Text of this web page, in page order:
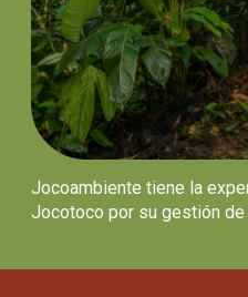
Jocoambiente tiene la
Jocotoco por su gestión